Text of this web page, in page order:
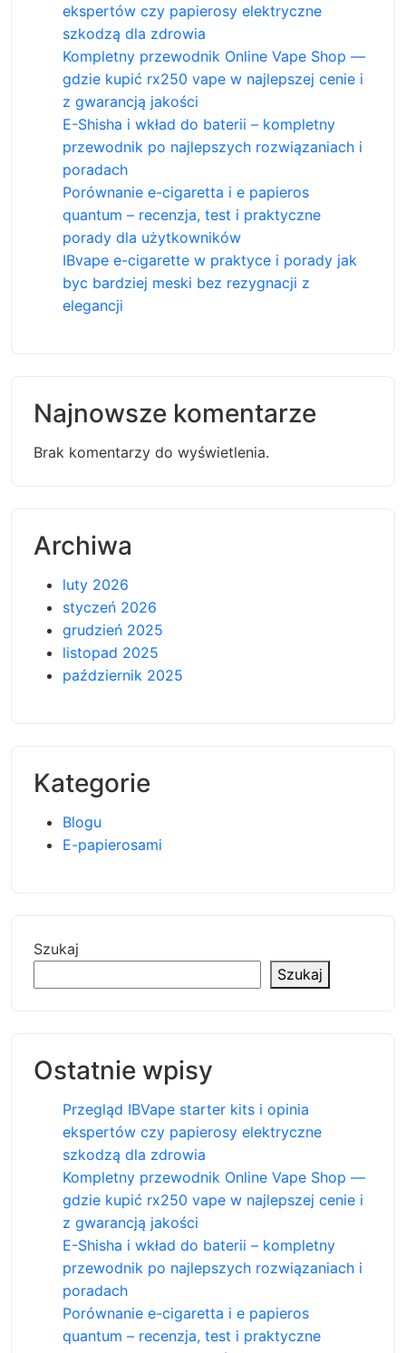
ekspertów czy papierosy elektryczne
szkodzą dla zdrowia
Kompletny przewodnik Online Vape Shop —
gdzie kupić rx250 vape w najlepszej cenie i
z gwarancją jakości
E-Shisha i wkład do baterii – kompletny
przewodnik po najlepszych rozwiązaniach i
poradach
Porównanie e-cigaretta i e papieros
quantum – recenzja, test i praktyczne
porady dla użytkowników
IBvape e-cigarette w praktyce i porady jak
byc bardziej meski bez rezygnacji z
elegancji
Najnowsze komentarze
Brak komentarzy do wyświetlenia.
Archiwa
luty 2026
styczeń 2026
grudzień 2025
listopad 2025
październik 2025
Kategorie
Blogu
E-papierosami
Szukaj
Szukaj
Ostatnie wpisy
Przegląd IBVape starter kits i opinia
ekspertów czy papierosy elektryczne
szkodzą dla zdrowia
Kompletny przewodnik Online Vape Shop —
gdzie kupić rx250 vape w najlepszej cenie i
z gwarancją jakości
E-Shisha i wkład do baterii – kompletny
przewodnik po najlepszych rozwiązaniach i
poradach
Porównanie e-cigaretta i e papieros
quantum – recenzja, test i praktyczne